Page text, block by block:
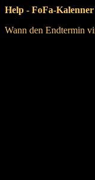
Help - FoFa-Kalenner
Wann den Endtermin